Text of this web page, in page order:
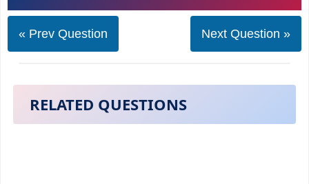
« Prev Question Next Question »
RELATED QUESTIONS